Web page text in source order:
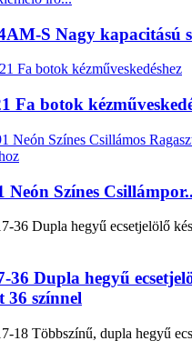
S Nagy kapacitású
Fa botok
Neón Színes
36 Dupla hegyű
36 színnel